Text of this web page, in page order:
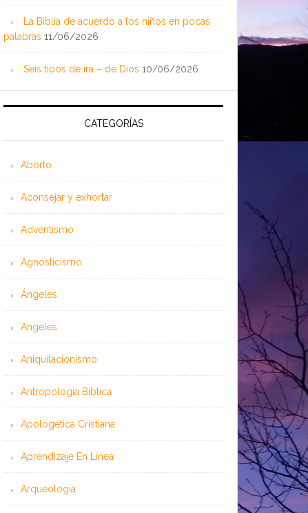
La Biblia de acuerdo a los niños en pocas
palabras 11/06/2026
Seis tipos de ira – de Dios 10/06/2026
CATEGORÍAS
Aborto
Aconsejar y exhortar
Adventismo
Agnosticismo
Ángeles
Angeles
Aniquilacionismo
Antropología Bíblica
Apologética Cristiana
Aprendizaje En Línea
Arqueología